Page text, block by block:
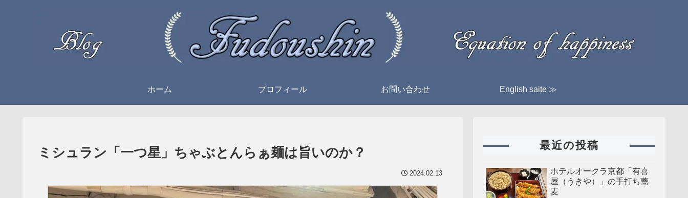
ホーム プロフィール お問い合わせ English saite ≫
ミシュラン「一つ星」ちゃぶとんらぁ麺は旨いのか？
2024.02.13
最近の投稿
ホテルオークラ京都「有喜
屋（うきや）」の手打ち蕎
麦